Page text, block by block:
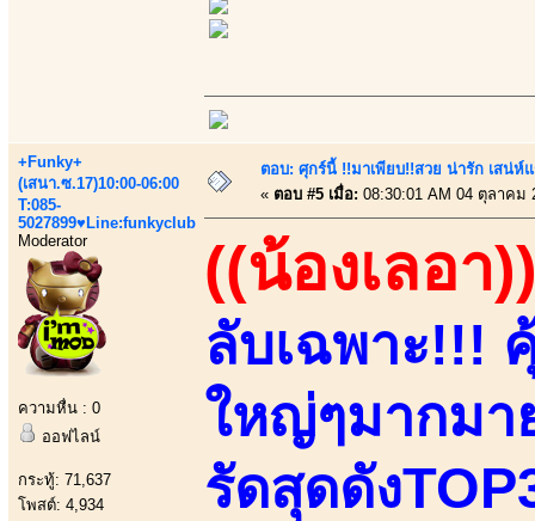
+Funky+
(เสนา.ซ.17)10:00-06:00
T:085-
5027899♥Line:funkyclub
Moderator
ความหื่น : 0
ออฟไลน์
กระทู้: 71,637
โพสต์: 4,934
ตอบ: ศุกร์นี้ !!มาเพียบ!!สวย น่ารัก เสน่ห์
« ตอบ #5 เมื่อ: 08:30:01 AM 04 ตุลาคม
((น้องเลอา
ลับเฉพาะ!!!
ใหญ่ๆมากมา
รัดสุดดัง